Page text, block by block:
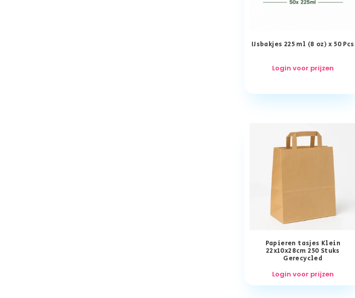
IJsbakjes 225 ml (8 oz) x 50 Pcs
Login voor prijzen
Papieren tasjes Klein
22x10x28cm 250 Stuks
Gerecycled
Login voor prijzen